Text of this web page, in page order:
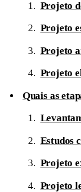
Projeto
Projeto
Projeto
Projeto
Quais as
Estudos
Projeto
Projeto